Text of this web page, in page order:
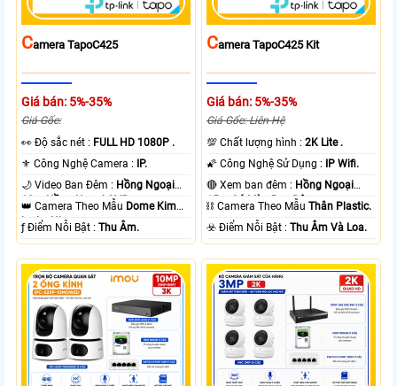
CAmera TapoC425
Giá bán: 5%-35%
Giá Gốc:
️👀 Độ sắc nét : FULL HD 1080P .
⚜️ Công Nghệ Camera : IP.
🌙 Video Ban Đêm : Hồng Ngoại
10m Hồng Ngoại SMD.
👑 Camera Theo Mẫu Dome Kim
loại + Nhựa.
️ƒ Điểm Nỗi Bật :Thu Âm.
CAmera TapoC425 Kit
Giá bán: 5%-35%
Giá Gốc: Liên Hệ
💯 Chất lượng hình :2K Lite .
🌠 Công Nghệ Sử Dụng : IP Wifi.
🔴 Xem ban đêm : Hồng Ngoại
15m Có Màu Ban Ðêm.
⛓ Camera Theo MẫuThân Plastic.
️☣️ Điểm Nỗi Bật :Thu Âm Và Loa.